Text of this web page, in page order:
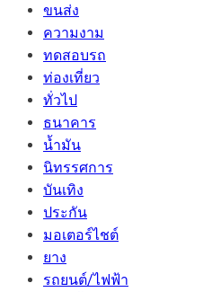
ขนส่ง
ความงาม
ทดสอบรถ
ท่องเที่ยว
ทั่วไป
ธนาคาร
น้ำมัน
นิทรรศการ
บันเทิง
ประกัน
มอเตอร์ไชต์
ยาง
รถยนต์/ไฟฟ้า